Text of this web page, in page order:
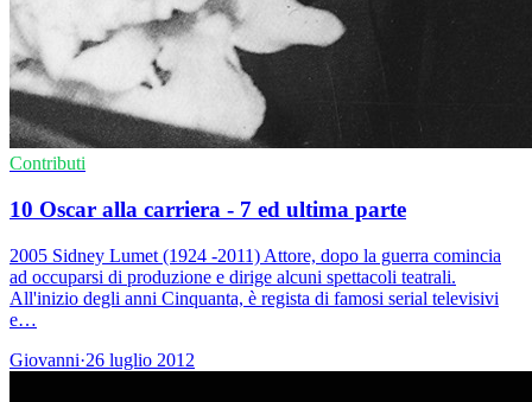
Contributi
10 Oscar alla carriera - 7 ed ultima parte
2005 Sidney Lumet (1924 -2011) Attore, dopo la guerra comincia
ad occuparsi di produzione e dirige alcuni spettacoli teatrali.
All'inizio degli anni Cinquanta, è regista di famosi serial televisivi
e…
Giovanni·26 luglio 2012